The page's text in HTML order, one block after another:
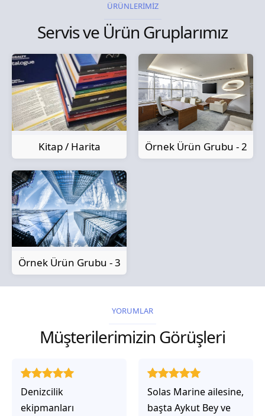
ÜRÜNLERİMİZ
Servis ve Ürün Gruplarımız
Kitap / Harita Örnek Ürün Grubu - 2
Örnek Ürün Grubu - 3
YORUMLAR
Müşterilerimizin Görüşleri
Solas Marine ailesine,
başta Aykut Bey ve
Solas Marine ile
çalıştığınızda,